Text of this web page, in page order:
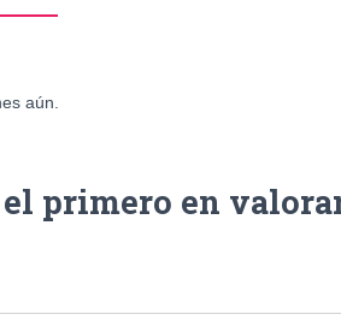
aún.
el primero en valorar